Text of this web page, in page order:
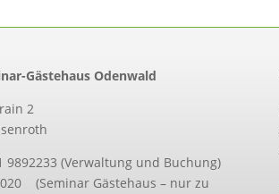
Gästehaus Odenwald
2
9892233 (Verwaltung und Buchung)
(Seminar Gästehaus – nur zu